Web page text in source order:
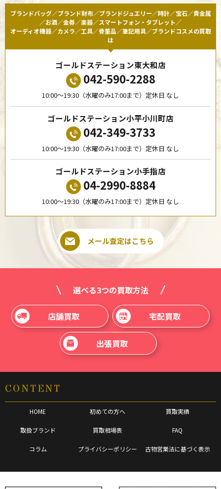
ブランドバッグ／ブランド財布／ブランドジュエリー／時計／宝石／貴金属
／お酒／金券／楽器／スマートフォン・タブレット／
オーディオ機器／カメラ／工具／骨董品／筆記用具／ブランドコスメの買取
は
ゴールドステーション東大和店
042-590-2288
10:00〜19:30（水曜のみ17:00まで）定休日 なし
ゴールドステーション小平小川町店
042-349-3733
10:00〜19:30（水曜のみ17:00まで）定休日 なし
ゴールドステーション小手指店
04-2990-8884
10:00〜19:30（水曜のみ17:00まで）定休日 なし
メール査定はこちら
選べる3つの買取方法
店舗買取 宅配買取
出張買取
CONTENT
HOME 初めての方へ 買取実績
取扱ブランド 買取相場表 FAQ
コラム プライバシーポリシー 古物営業法に基づく表示